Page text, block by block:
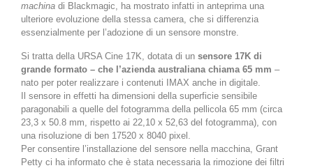
machina di Blackmagic, ha mostrato infatti in anteprima una
ulteriore evoluzione della stessa camera, che si differenzia
essenzialmente per l’adozione di un sensore monstre.
Si tratta della URSA Cine 17K, dotata di un sensore 17K di
grande formato – che l’azienda australiana chiama 65 mm –
nato per poter realizzare i contenuti IMAX anche in digitale.
Il sensore in effetti ha dimensioni della superficie sensibile
paragonabili a quelle del fotogramma della pellicola 65 mm (circa
23,3 x 50.8 mm, rispetto ai 22,10 x 52,63 del fotogramma), con
una risoluzione di ben 17520 x 8040 pixel.
Per consentire l’installazione del sensore nella macchina, Grant
Petty ci ha informato che è stata necessaria la rimozione dei filtri